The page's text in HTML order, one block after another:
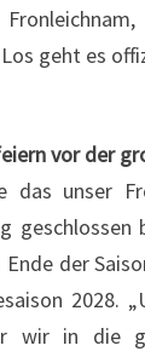
geht es
vor der
das unser
der
2028.
wir in die